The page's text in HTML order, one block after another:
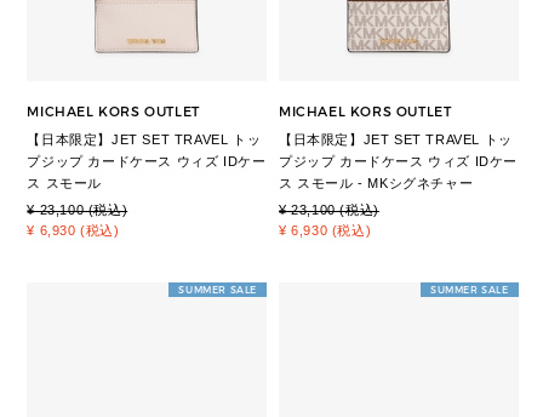
MICHAEL KORS OUTLET
【日本限定】JET SET TRAVEL トッ
プジップ カードケース ウィズ IDケー
ス スモール
¥ 23,100 (税込)
¥ 6,930 (税込)
MICHAEL KORS OUTLET
【日本限定】JET SET TRAVEL トッ
プジップ カードケース ウィズ IDケー
ス スモール - MKシグネチャー
¥ 23,100 (税込)
¥ 6,930 (税込)
SUMMER SALE SUMMER SALE